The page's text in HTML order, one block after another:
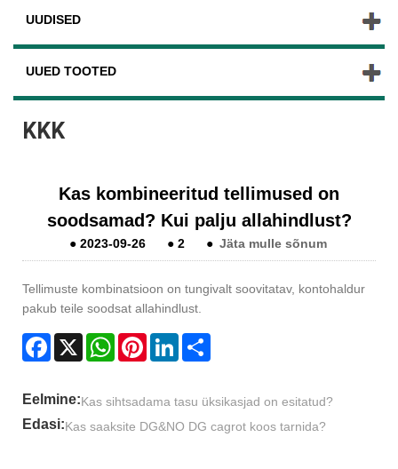
UUDISED
UUED TOOTED
KKK
Kas kombineeritud tellimused on
soodsamad? Kui palju allahindlust?
● 2023-09-26 ● 2 ● Jäta mulle sõnum
Tellimuste kombinatsioon on tungivalt soovitatav, kontohaldur
pakub teile soodsat allahindlust.
Facebook
X WhatsAppPinterestLinkedIn
Eelmine:Kas sihtsadama tasu üksikasjad on esitatud?
Edasi:Kas saaksite DG&NO DG cagrot koos tarnida?